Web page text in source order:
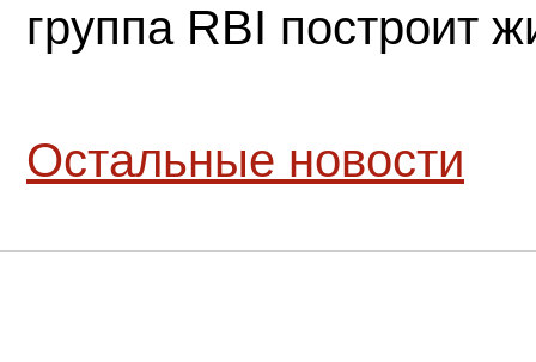
группа RBI построит
Остальные новости